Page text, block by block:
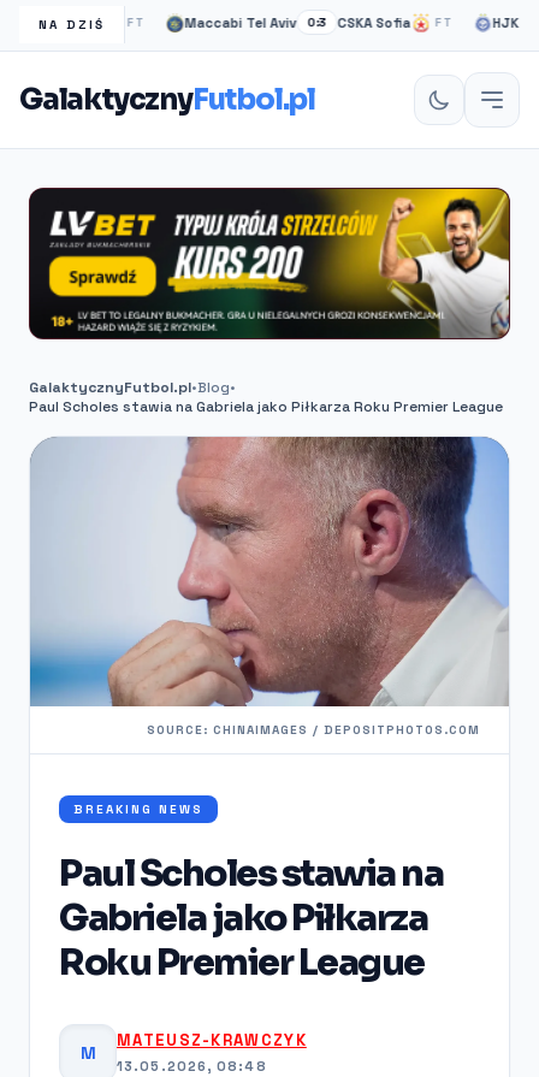
NA DZIŚ
Rangers Maccabi Tel Aviv 0:3 CSKA Sofia FT HJK
GalaktycznyFutbol.pl
GalaktycznyFutbol.pl•Blog•
Paul Scholes stawia na Gabriela jako Piłkarza Roku Premier League
SOURCE: CHINAIMAGES / DEPOSITPHOTOS.COM
BREAKING NEWS
Paul Scholes stawia na
Gabriela jako Piłkarza
Roku Premier League
M
MATEUSZ-KRAWCZYK
13.05.2026, 08:48